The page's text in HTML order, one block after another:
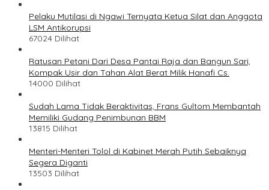
Pelaku Mutilasi di Ngawi Ternyata Ketua Silat dan Anggota
LSM Antikorupsi
67024 Dilihat
Ratusan Petani Dari Desa Pantai Raja dan Bangun Sari,
Kompak Usir dan Tahan Alat Berat Milik Hanafi Cs.
14000 Dilihat
Sudah Lama Tidak Beraktivitas, Frans Gultom Membantah
Memiliki Gudang Penimbunan BBM
13815 Dilihat
Menteri-Menteri Tolol di Kabinet Merah Putih Sebaiknya
Segera Diganti
13503 Dilihat